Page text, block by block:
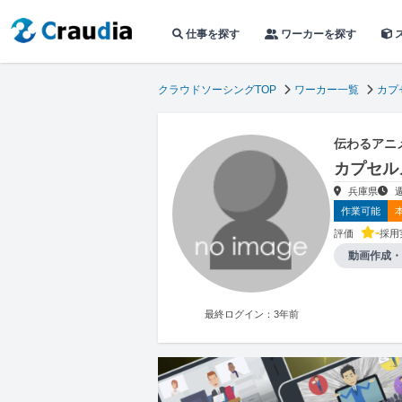
仕事を探す ワーカーを探す
クラウドソーシングTOP ワーカー一覧 カプ
最終ログイン：3年前
伝わるアニ
カプセ
兵庫県
作業可能
評価 -採用
動画作成